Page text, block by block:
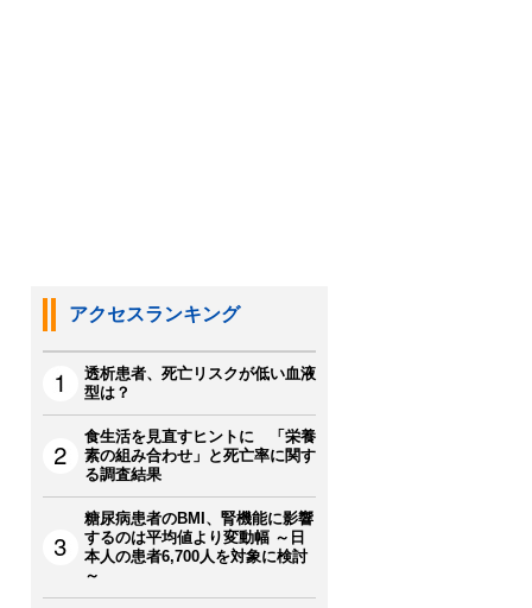
アクセスランキング
透析患者、死亡リスクが低い血液
型は？
食生活を見直すヒントに 「栄養
素の組み合わせ」と死亡率に関す
る調査結果
糖尿病患者のBMI、腎機能に影響
するのは平均値より変動幅 ～日
本人の患者6,700人を対象に検討
～